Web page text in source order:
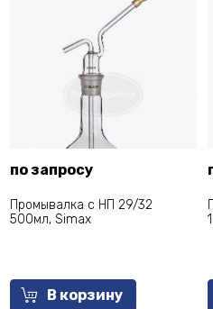
по запросу
Промывалка с НП 29/32
500мл, Simax
В корзину